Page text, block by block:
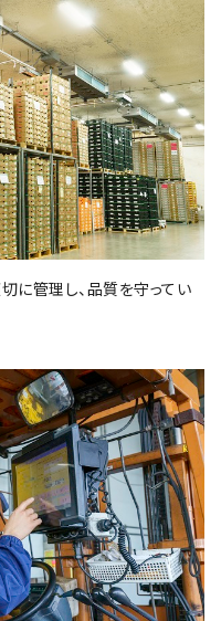
に管理し、品質を守ってい